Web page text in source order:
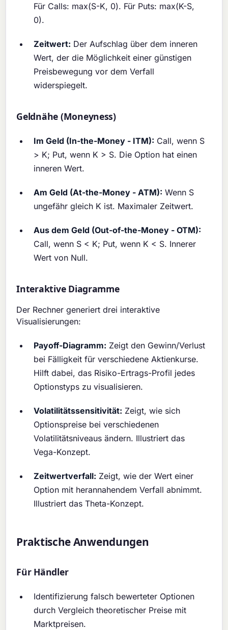
Für Calls: max(S-K, 0). Für Puts: max(K-S,
0).
Zeitwert: Der Aufschlag über dem inneren
Wert, der die Möglichkeit einer günstigen
Preisbewegung vor dem Verfall
widerspiegelt.
Geldnähe (Moneyness)
Im Geld (In-the-Money - ITM): Call, wenn S
> K; Put, wenn K > S. Die Option hat einen
inneren Wert.
Am Geld (At-the-Money - ATM): Wenn S
ungefähr gleich K ist. Maximaler Zeitwert.
Aus dem Geld (Out-of-the-Money - OTM):
Call, wenn S < K; Put, wenn K < S. Innerer
Wert von Null.
Interaktive Diagramme
Der Rechner generiert drei interaktive
Visualisierungen:
Payoff-Diagramm: Zeigt den Gewinn/Verlust
bei Fälligkeit für verschiedene Aktienkurse.
Hilft dabei, das Risiko-Ertrags-Profil jedes
Optionstyps zu visualisieren.
Volatilitätssensitivität: Zeigt, wie sich
Optionspreise bei verschiedenen
Volatilitätsniveaus ändern. Illustriert das
Vega-Konzept.
Zeitwertverfall: Zeigt, wie der Wert einer
Option mit herannahendem Verfall abnimmt.
Illustriert das Theta-Konzept.
Praktische Anwendungen
Für Händler
Identifizierung falsch bewerteter Optionen
durch Vergleich theoretischer Preise mit
Marktpreisen.